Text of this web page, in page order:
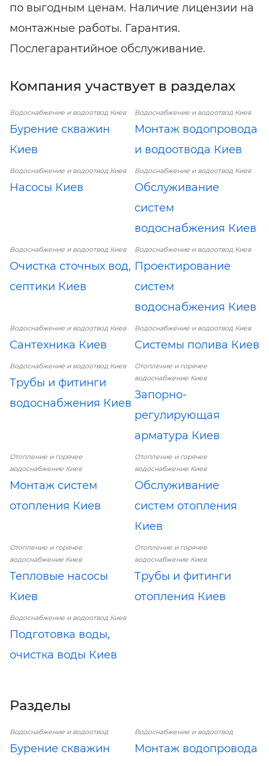
по выгодным ценам. Наличие лицензии на
монтажные работы. Гарантия.
Послегарантийное обслуживание.
Компания участвует в разделах
Водоснабжение и водоотвод Киев
Бурение скважин
Киев
Водоснабжение и водоотвод Киев
Монтаж водопровода
и водоотвода Киев
Водоснабжение и водоотвод Киев
Насосы Киев
Водоснабжение и водоотвод Киев
Обслуживание
систем
водоснабжения Киев
Водоснабжение и водоотвод Киев
Очистка сточных вод,
септики Киев
Водоснабжение и водоотвод Киев
Проектирование
систем
водоснабжения Киев
Водоснабжение и водоотвод Киев
Сантехника Киев
Водоснабжение и водоотвод Киев
Системы полива Киев
Водоснабжение и водоотвод Киев
Трубы и фитинги
водоснабжения Киев
Отопление и горячее
водоснабжение Киев
Запорно-
регулирующая
арматура Киев
Отопление и горячее
водоснабжение Киев
Монтаж систем
отопления Киев
Отопление и горячее
водоснабжение Киев
Обслуживание
систем отопления
Киев
Отопление и горячее
водоснабжение Киев
Тепловые насосы
Киев
Отопление и горячее
водоснабжение Киев
Трубы и фитинги
отопления Киев
Водоснабжение и водоотвод Киев
Подготовка воды,
очистка воды Киев
Разделы
Водоснабжение и водоотвод
Бурение скважин
Водоснабжение и водоотвод
Монтаж водопровода